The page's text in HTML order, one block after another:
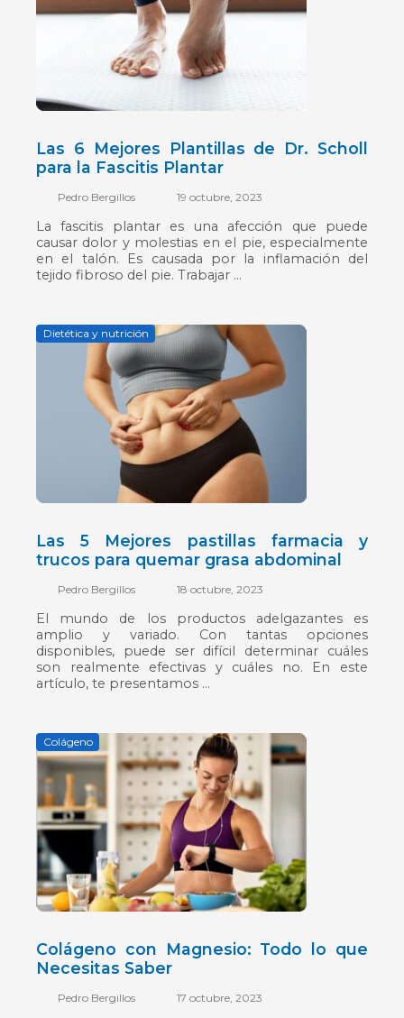
Las 6 Mejores Plantillas de Dr. Scholl
para la Fascitis Plantar
Pedro Bergillos 19 octubre, 2023
La fascitis plantar es una afección que puede
causar dolor y molestias en el pie, especialmente
en el talón. Es causada por la inflamación del
tejido fibroso del pie. Trabajar ...
Dietética y nutrición
Las 5 Mejores pastillas farmacia y
trucos para quemar grasa abdominal
Pedro Bergillos 18 octubre, 2023
El mundo de los productos adelgazantes es
amplio y variado. Con tantas opciones
disponibles, puede ser difícil determinar cuáles
son realmente efectivas y cuáles no. En este
artículo, te presentamos ...
Colágeno
Colágeno con Magnesio: Todo lo que
Necesitas Saber
Pedro Bergillos 17 octubre, 2023